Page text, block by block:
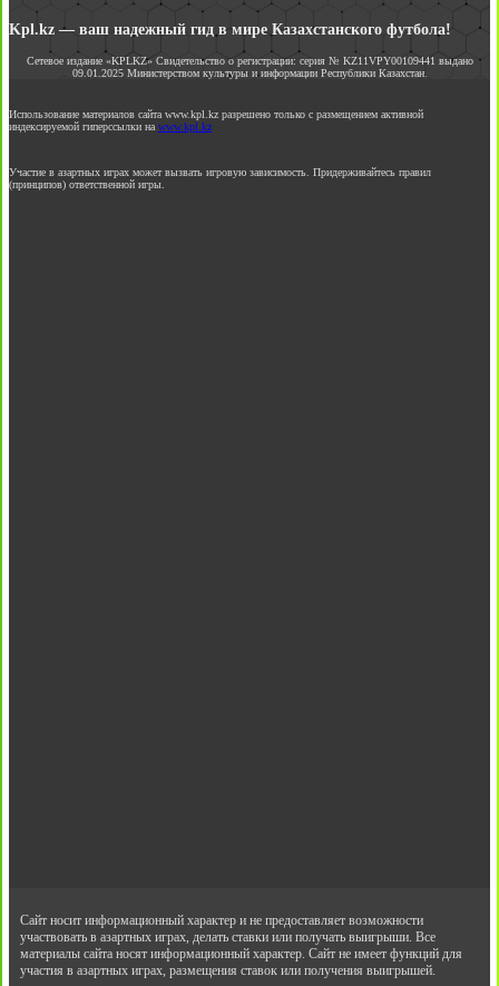
Kpl.kz — ваш надежный гид в мире Казахстанского футбола!
Сетевое издание «KPLKZ» Свидетельство о регистрации: серия № KZ11VPY00109441 выдано
09.01.2025 Министерством культуры и информации Республики Казахстан.
Использование материалов сайта www.kpl.kz разрешено только с размещением активной
индексируемой гиперссылки на www.kpl.kz
Участие в азартных играх может вызвать игровую зависимость. Придерживайтесь правил
(принципов) ответственной игры.
Сайт носит информационный характер и не предоставляет возможности
участвовать в азартных играх, делать ставки или получать выигрыши. Все
материалы сайта носят информационный характер. Сайт не имеет функций для
участия в азартных играх, размещения ставок или получения выигрышей.